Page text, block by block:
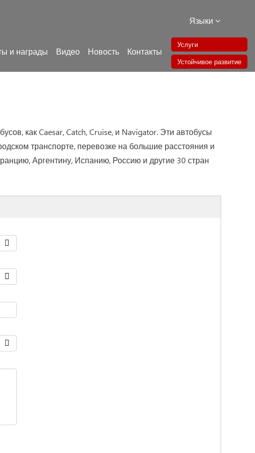
Языки
и награды Видео Новость Контакты
Услуги
Устойчивое развитие
как Caesar, Catch, Cruise, и Navigator. Эти автобусы
транспорте, перевозке на большие расстояния и
Аргентину, Испанию, Россию и другие 30 стран